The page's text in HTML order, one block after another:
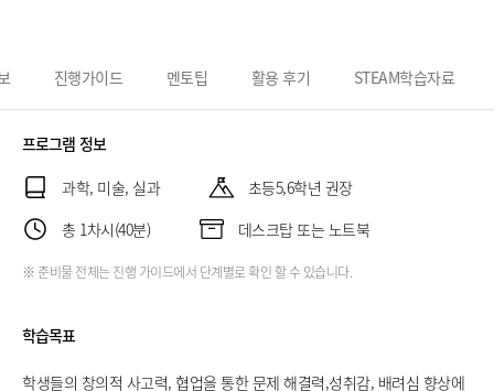
진행가이드 멘토팁 활용 후기 STEAM학습자료
프로그램 정보
과학, 미술, 실과
초등5,6학년 권장
총 1차시(40분)
데스크탑 또는 노트북
※ 준비물 전체는 진행 가이드에서 단계별로 확인 할 수 있습니다.
학습목표
학생들의 창의적 사고력, 협업을 통한 문제 해결력,성취감, 배려심 향상에